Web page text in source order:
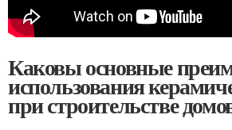
Каковы основные
использования
при строительстве